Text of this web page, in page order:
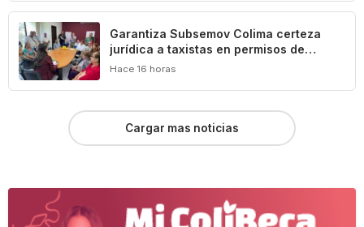
Garantiza Subsemov Colima certeza
jurídica a taxistas en permisos de
operación de unidades ecológicas
Hace 16 horas
Cargar mas noticias